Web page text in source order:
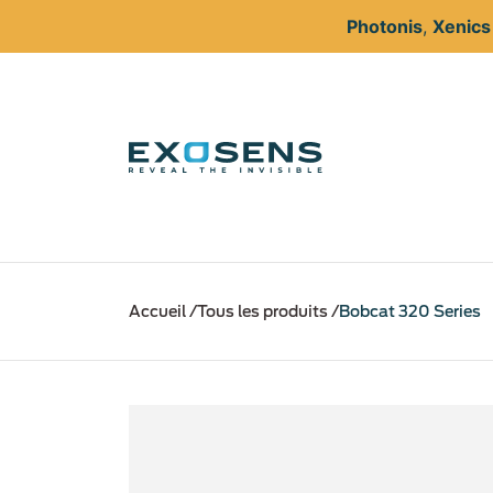
principal
Photonis, Xenics
Accueil Tous les produits Bobcat 320 Series